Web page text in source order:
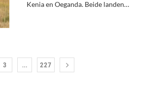
Kenia en Oeganda. Beide landen…
3 … 227